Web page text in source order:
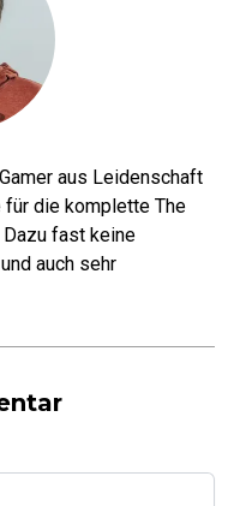
aus Leidenschaft
die komplette The
fast keine
auch sehr